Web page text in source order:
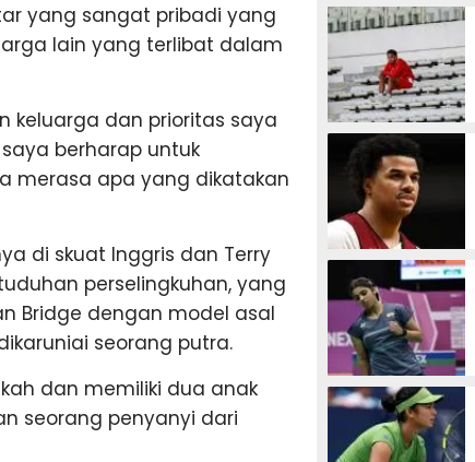
yang sangat pribadi yang
lain yang terlibat dalam
keluarga dan prioritas saya
berharap untuk
merasa apa yang dikatakan
di skuat Inggris dan Terry
perselingkuhan, yang
Bridge dengan model asal
seorang putra.
dan memiliki dua anak
seorang penyanyi dari
SEPAK BOLA
BASKET
BADMINTON